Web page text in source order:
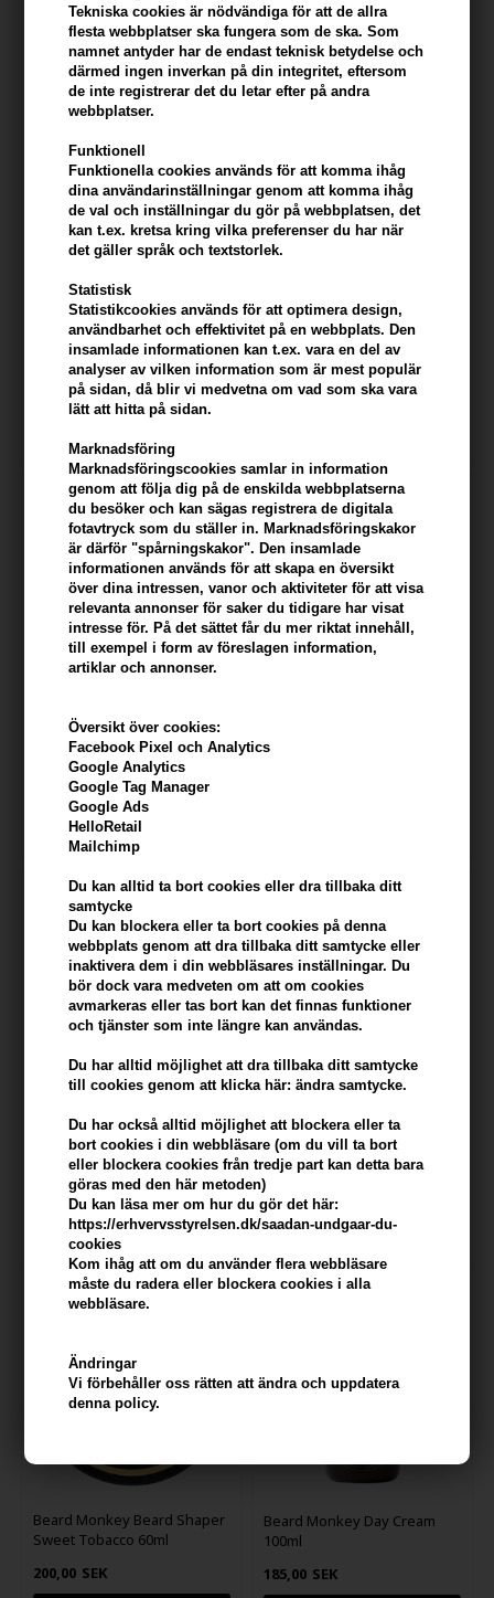
Tekniska cookies är nödvändiga för att de allra
flesta webbplatser ska fungera som de ska. Som
namnet antyder har de endast teknisk betydelse och
därmed ingen inverkan på din integritet, eftersom
de inte registrerar det du letar efter på andra
webbplatser.
Funktionell
Funktionella cookies används för att komma ihåg
dina användarinställningar genom att komma ihåg
de val och inställningar du gör på webbplatsen, det
kan t.ex. kretsa kring vilka preferenser du har när
det gäller språk och textstorlek.
Statistisk
Statistikcookies används för att optimera design,
användbarhet och effektivitet på en webbplats. Den
insamlade informationen kan t.ex. vara en del av
analyser av vilken information som är mest populär
på sidan, då blir vi medvetna om vad som ska vara
lätt att hitta på sidan.
Marknadsföring
Marknadsföringscookies samlar in information
genom att följa dig på de enskilda webbplatserna
du besöker och kan sägas registrera de digitala
fotavtryck som du ställer in. Marknadsföringskakor
är därför "spårningskakor". Den insamlade
informationen används för att skapa en översikt
över dina intressen, vanor och aktiviteter för att visa
relevanta annonser för saker du tidigare har visat
intresse för. På det sättet får du mer riktat innehåll,
till exempel i form av föreslagen information,
artiklar och annonser.
Översikt över cookies:
Facebook Pixel och Analytics
Google Analytics
Google Tag Manager
Google Ads
HelloRetail
Mailchimp
Du kan alltid ta bort cookies eller dra tillbaka ditt
samtycke
Du kan blockera eller ta bort cookies på denna
webbplats genom att dra tillbaka ditt samtycke eller
inaktivera dem i din webbläsares inställningar. Du
bör dock vara medveten om att om cookies
avmarkeras eller tas bort kan det finnas funktioner
och tjänster som inte längre kan användas.
Du har alltid möjlighet att dra tillbaka ditt samtycke
till cookies genom att klicka här: ändra samtycke.
Du har också alltid möjlighet att blockera eller ta
bort cookies i din webbläsare (om du vill ta bort
eller blockera cookies från tredje part kan detta bara
göras med den här metoden)
Du kan läsa mer om hur du gör det här:
https://erhvervsstyrelsen.dk/saadan-undgaar-du-
cookies
Kom ihåg att om du använder flera webbläsare
måste du radera eller blockera cookies i alla
webbläsare.
Ändringar
Vi förbehåller oss rätten att ändra och uppdatera
denna policy.
Beard Monkey Beard Oil
Sweet Tobacco 50ml
214,00 SEK
Beard Monkey Beard
Shampoo Licorice 100ml
171,00 SEK
Beard Monkey Beard
Shampoo Orange &
Cinnamon 100ml
171,00 SEK
Shampoo Sweet Tobacco
Beard Monkey Beard Shaper
Licorice 60ml
200,00 SEK
Beard Monkey Beard Shaper
Orange / Cinnamon 60ml
214,00
Beard Monkey Beard Shaper
Sweet Tobacco 60ml
200,00 SEK
Beard Monkey Day Cream
100ml
185,00 SEK